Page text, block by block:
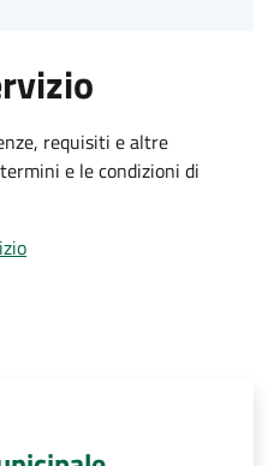
requisiti e altre
e le condizioni di